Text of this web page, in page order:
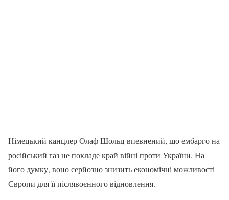
Німецький канцлер Олаф Шольц впевнений, що ембарго на
російський газ не покладе край війні проти України. На
його думку, воно серйозно знизить економічні можливості
Європи для її післявоєнного відновлення.